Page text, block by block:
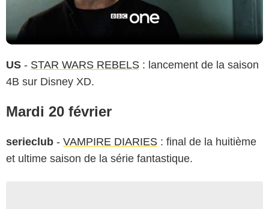
US - STAR WARS REBELS : lancement de la saison
4B sur Disney XD.
Mardi 20 février
serieclub - VAMPIRE DIARIES : final de la huitième
et ultime saison de la série fantastique.